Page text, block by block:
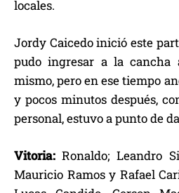
locales.
Jordy Caicedo inició este
pudo ingresar a la
mismo, pero en ese tiempo
y pocos minutos después,
personal, estuvo a punto de
Vitoria: Ronaldo; Leandro
Mauricio Ramos y Rafael